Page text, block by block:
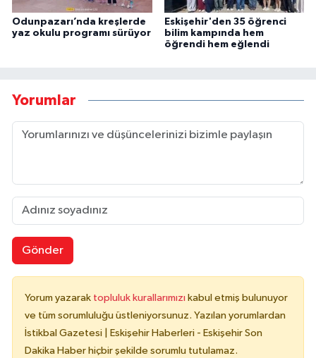
Odunpazarı’nda kreşlerde
yaz okulu programı sürüyor
Eskişehir'den 35 öğrenci
bilim kampında hem
öğrendi hem eğlendi
Yorumlar
Gönder
Yorum yazarak topluluk kurallarımızı kabul etmiş bulunuyor
ve tüm sorumluluğu üstleniyorsunuz. Yazılan yorumlardan
İstikbal Gazetesi | Eskişehir Haberleri - Eskişehir Son
Dakika Haber hiçbir şekilde sorumlu tutulamaz.